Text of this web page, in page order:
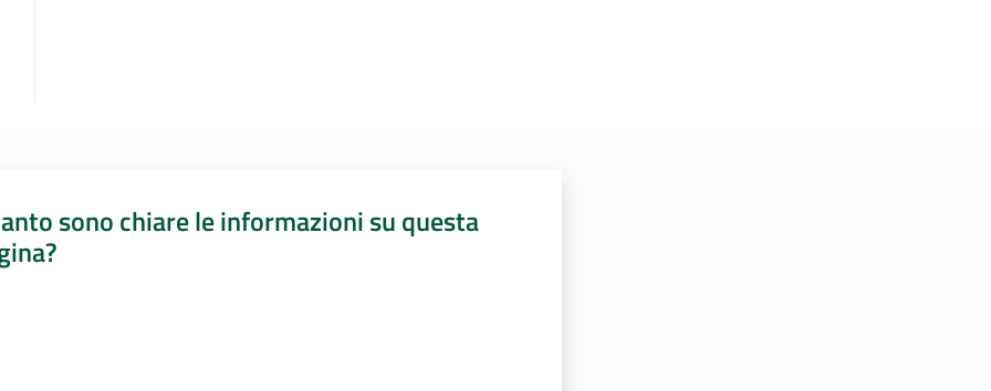
sono chiare le informazioni su questa